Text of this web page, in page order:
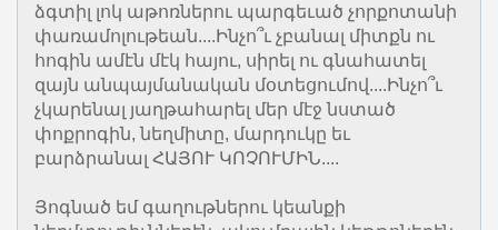
ձգտիլ լոկ աթոռներու պարգեւած չորքոտանի
փառամոլութեան....Ինչո՞ւ չբանալ միտքն ու
հոգին ամէն մէկ հայու, սիրել ու գնահատել
զայն անպայմանական մօտեցումով....Ինչո՞ւ
չկարենալ յաղթահարել մեր մէջ նստած
փոքրոգին, նեղմիտը, մարդուկը եւ
բարձրանալ ՀԱՅՈՒ ԿՈՉՈՒՄԻՆ....
Յոգնած եմ գաղութներու կեանքի